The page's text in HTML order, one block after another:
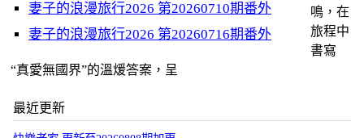
妻子的浪漫旅行2026 第20260710期番外
妻子的浪漫旅行2026 第20260716期番外
鳴，在
旅程中
書寫
“真愛無國界”的溫煖答案，呈
最近更新